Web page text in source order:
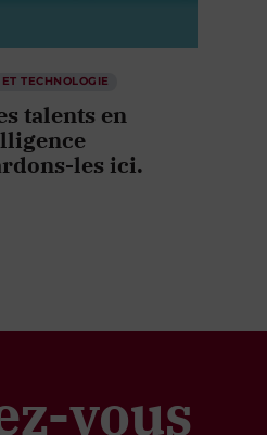
TECHNOLOGIE
talents en
les ici.
vous